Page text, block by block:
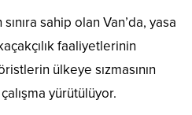
sahip olan Van’da, yasa
faaliyetlerinin
ülkeye sızmasının
yürütülüyor.